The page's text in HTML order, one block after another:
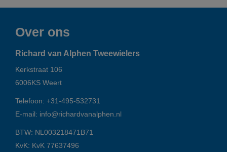
Over ons
Richard van Alphen Tweewielers
Kerkstraat 106
6006KS Weert
Telefoon: +31-495-532731
E-mail: info@richardvanalphen.nl
BTW: NL003218471B71
KvK: KvK 77637496